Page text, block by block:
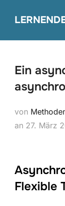
Inhalt
Ein
von
an 27. März
Flexible